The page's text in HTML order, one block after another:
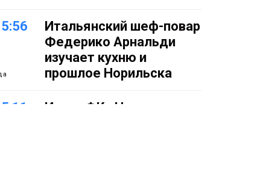
Итальянский шеф-повар
Федерико Арнальди
изучает кухню и
прошлое Норильска
Игрок ФК «Норильск»